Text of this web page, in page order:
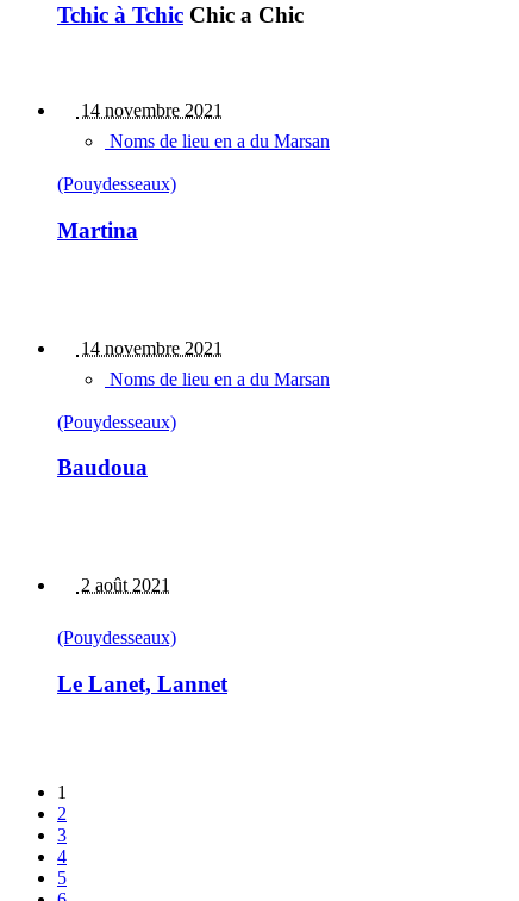
Tchic à Tchic Chic a Chic
14 novembre 2021
Noms de lieu en a du Marsan
(Pouydesseaux)
Martina
14 novembre 2021
Noms de lieu en a du Marsan
(Pouydesseaux)
Baudoua
2 août 2021
(Pouydesseaux)
Le Lanet, Lannet
1
2
3
4
5